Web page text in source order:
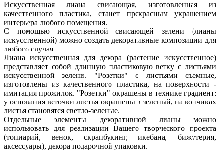
Искусственная лиана свисающая, изготовленная из
качественного пластика, станет прекрасным украшением
интерьера любого помещения.
С помощью искусственной свисающей зелени (лианы
искусственной) можно создать декоративные композиции для
любого случая.
Лиана искусственная для декора (растение искусственное)
представляет собой длинную пластиковую ветку с листьями
искусственной зелени. "Розетки" с листьями съемные,
изготовлены из качественного пластика, на поверхности -
имитация прожилок. "Розетки" окрашены в технике градиент:
у основания веточки листья окрашены в зеленый, на кончиках
листья становятся светло-зеленые.
Отдельные элементы декоративной лианы можно
использовать для реализации Вашего творческого проекта
(топиарий, венок, скрапбукинг, икебана, бижутерия,
аксессуары), декора подарочной упаковки.